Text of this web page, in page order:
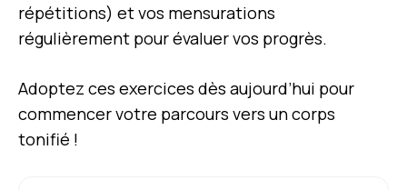
répétitions) et vos mensurations
régulièrement pour évaluer vos progrès.
Adoptez ces exercices dès aujourd’hui pour
commencer votre parcours vers un corps
tonifié !